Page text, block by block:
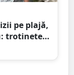
pe plajă,
trotinete
pe stânci